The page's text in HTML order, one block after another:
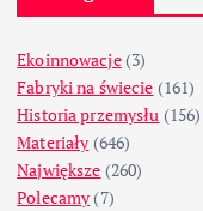
Ekoinnowacje(3)
Fabryki na świecie (161)
Historia przemysłu (156)
Materiały (646)
Największe (260)
Polecamy (7)